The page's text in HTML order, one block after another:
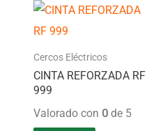
Cercos Eléctricos
CINTA REFORZADA RF
999
Valorado con 0de 5